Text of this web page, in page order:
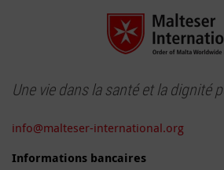
Une vie dans la santé et la dignité
info@malteser-international.org
Informations bancaires